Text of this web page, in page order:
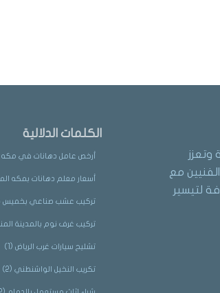
وتعزز
مع
لتيسير
الكلمات الدلالية
أرخص عامل دهانات في مكه
أسعار معلم دهانات بمكه
تركيب عشب صناعي بخميس
تركيب غرف نوم بالمدينة
تشليح سيارات غرب الرياض (1)
تكريب النخيل الواشنطني (2)